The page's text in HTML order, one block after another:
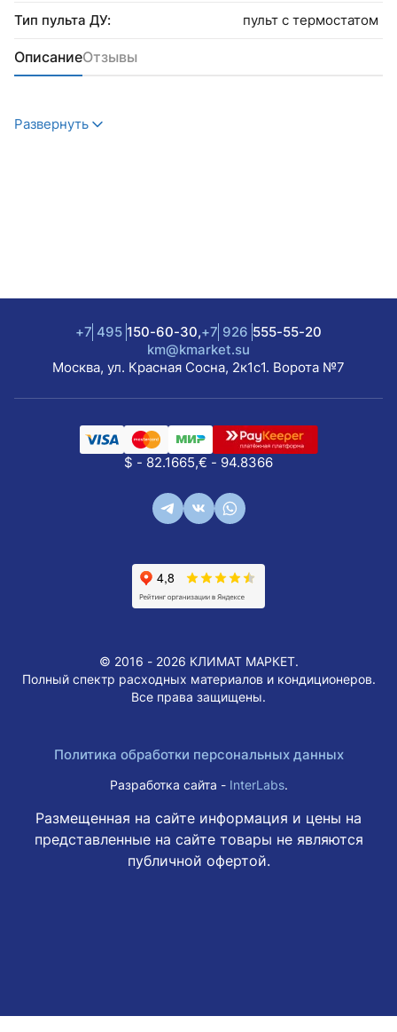
Тип пульта ДУ: пульт с термостатом
ОписаниеОтзывы
Развернуть
+7 495 150-60-30,+7 926 555-55-20
km@kmarket.su
Москва, ул. Красная Сосна, 2к1с1. Ворота №7
$ - 82.1665,€ - 94.8366
© 2016 - 2026 КЛИМАТ МАРКЕТ.
Полный спектр расходных материалов и кондиционеров.
Все права защищены.
Политика обработки персональных данных
Разработка сайта - InterLabs.
Размещенная на сайте информация и цены на
представленные на сайте товары не являются
публичной офертой.